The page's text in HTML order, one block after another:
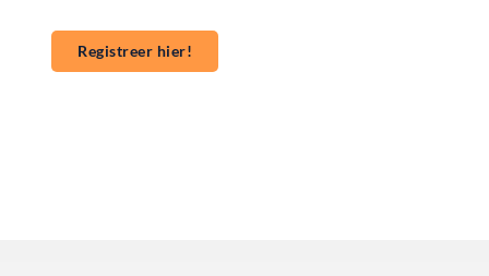
Registreer hier!